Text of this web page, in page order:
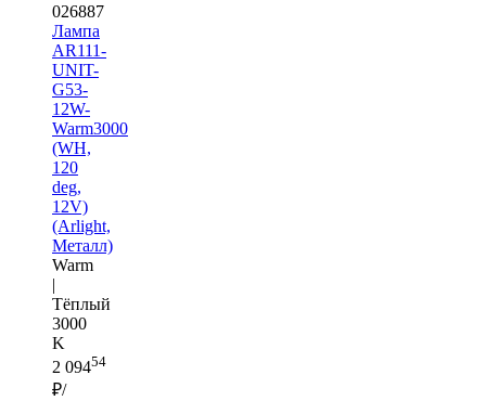
026887
Лампа
AR111-
UNIT-
G53-
12W-
Warm3000
(WH,
120
deg,
12V)
(Arlight,
Металл)
Warm
|
Тёплый
3000
K
2 09454
₽/